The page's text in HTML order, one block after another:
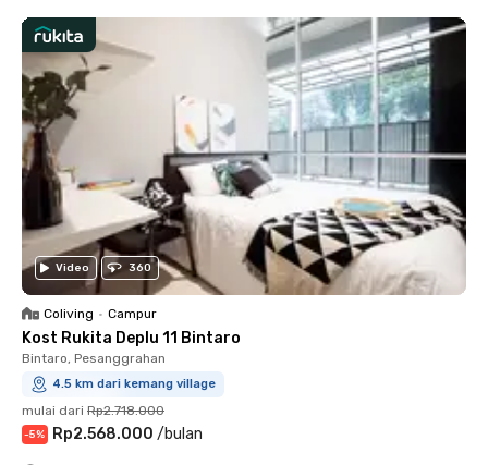
Video 360
Coliving • Campur
Kost Rukita Deplu 11 Bintaro
Bintaro, Pesanggrahan
4.5 km dari kemang village
mulai dari Rp2.718.000
-5% Rp2.568.000 /bulan